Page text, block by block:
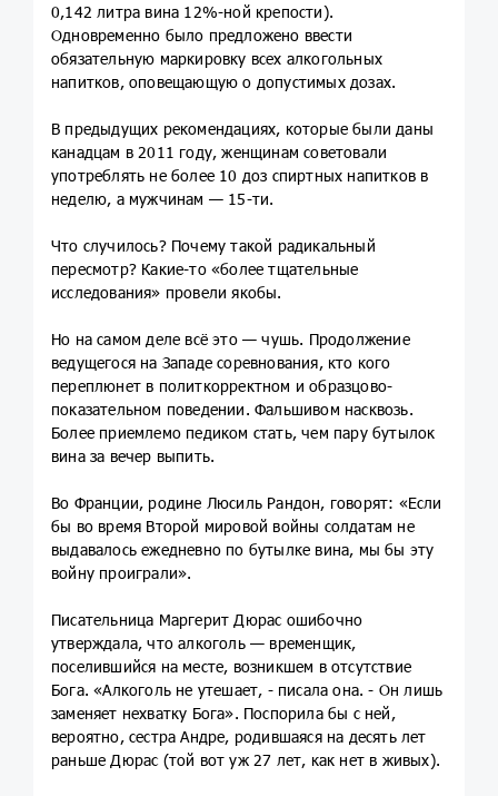
0,142 литра вина 12%-ной крепости).
Одновременно было предложено ввести
обязательную маркировку всех алкогольных
напитков, оповещающую о допустимых дозах.
В предыдущих рекомендациях, которые были даны
канадцам в 2011 году, женщинам советовали
употреблять не более 10 доз спиртных напитков в
неделю, а мужчинам — 15-ти.
Что случилось? Почему такой радикальный
пересмотр? Какие-то «более тщательные
исследования» провели якобы.
Но на самом деле всё это — чушь. Продолжение
ведущегося на Западе соревнования, кто кого
переплюнет в политкорректном и образцово-
показательном поведении. Фальшивом насквозь.
Более приемлемо педиком стать, чем пару бутылок
вина за вечер выпить.
Во Франции, родине Люсиль Рандон, говорят: «Если
бы во время Второй мировой войны солдатам не
выдавалось ежедневно по бутылке вина, мы бы эту
войну проиграли».
Писательница Маргерит Дюрас ошибочно
утверждала, что алкоголь — временщик,
поселившийся на месте, возникшем в отсутствие
Бога. «Алкоголь не утешает, - писала она. - Он лишь
заменяет нехватку Бога». Поспорила бы с ней,
вероятно, сестра Андре, родившаяся на десять лет
раньше Дюрас (той вот уж 27 лет, как нет в живых).